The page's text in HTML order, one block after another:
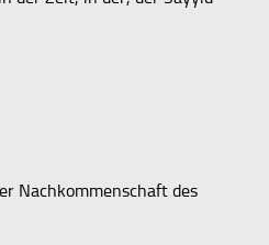
Nachkommenschaft des